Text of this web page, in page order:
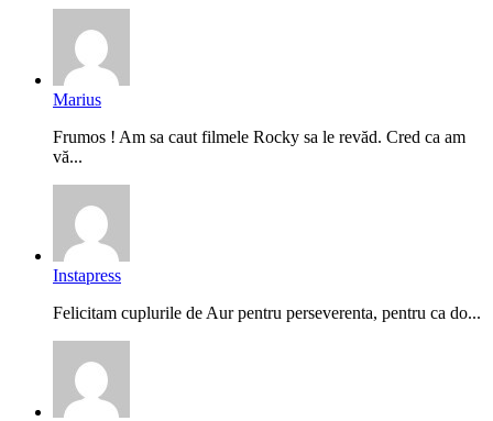
Marius
Frumos ! Am sa caut filmele Rocky sa le revăd. Cred ca am
vă...
Instapress
Felicitam cuplurile de Aur pentru perseverenta, pentru ca do...